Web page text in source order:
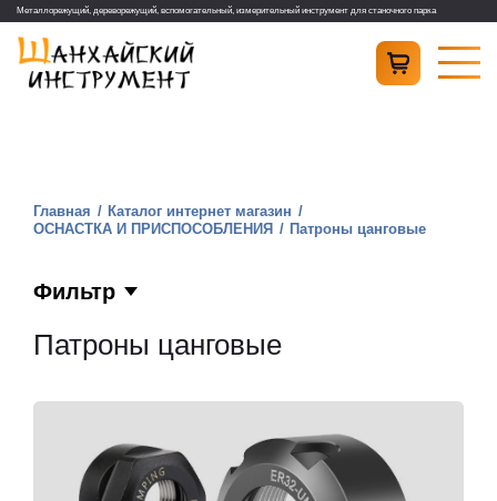
Металлорежущий, дереворежущий, вспомогательный, измерительный инструмент для станочного парка
Главная
Каталог интернет магазин
ОСНАСТКА И ПРИСПОСОБЛЕНИЯ
Патроны цанговые
Фильтр
Патроны цанговые